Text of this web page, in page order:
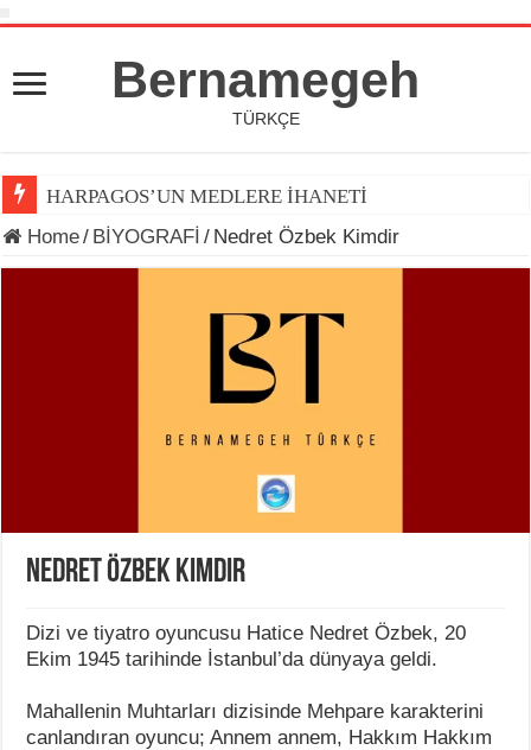
Bernamegeh
TÜRKÇE
HARPAGOS’UN MEDLERE İHANETİ
Home/ BİYOGRAFİ / Nedret Özbek Kimdir
Nedret Özbek Kimdir
Dizi ve tiyatro oyuncusu Hatice Nedret Özbek, 20
Ekim 1945 tarihinde İstanbul’da dünyaya geldi.
Mahallenin Muhtarları dizisinde Mehpare karakterini
canlandıran oyuncu; Annem annem, Hakkım Hakkım